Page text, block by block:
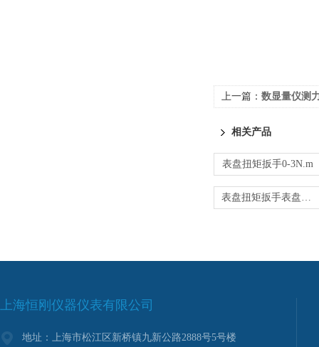
上一篇： 数显量仪测力
相关产品
表盘扭矩扳手0-3N.m
表盘扭矩扳手表盘扭矩扳手精度
上海恒刚仪器仪表有限公司
地址：上海市松江区新桥镇九新公路2888号5号楼